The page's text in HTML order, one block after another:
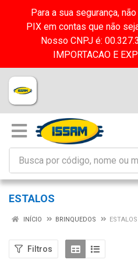
Para a sua segurança,
PIX em contas que não
Nosso CNPJ é:
IMPORTACAO E
ESTALOS
INÍCIO BRINQUEDOS ESTALOS
Filtros